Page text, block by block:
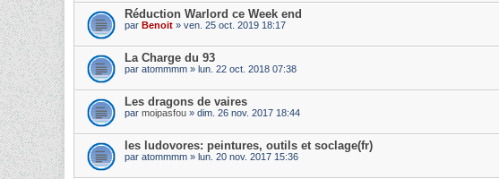
Réduction Warlord ce Week end
par Benoit » ven. 25 oct. 2019 18:17
La Charge du 93
par atommmm » lun. 22 oct. 2018 07:38
Les dragons de vaires
par moipasfou » dim. 26 nov. 2017 18:44
les ludovores: peintures, outils et soclage(fr)
par atommmm » lun. 20 nov. 2017 15:36